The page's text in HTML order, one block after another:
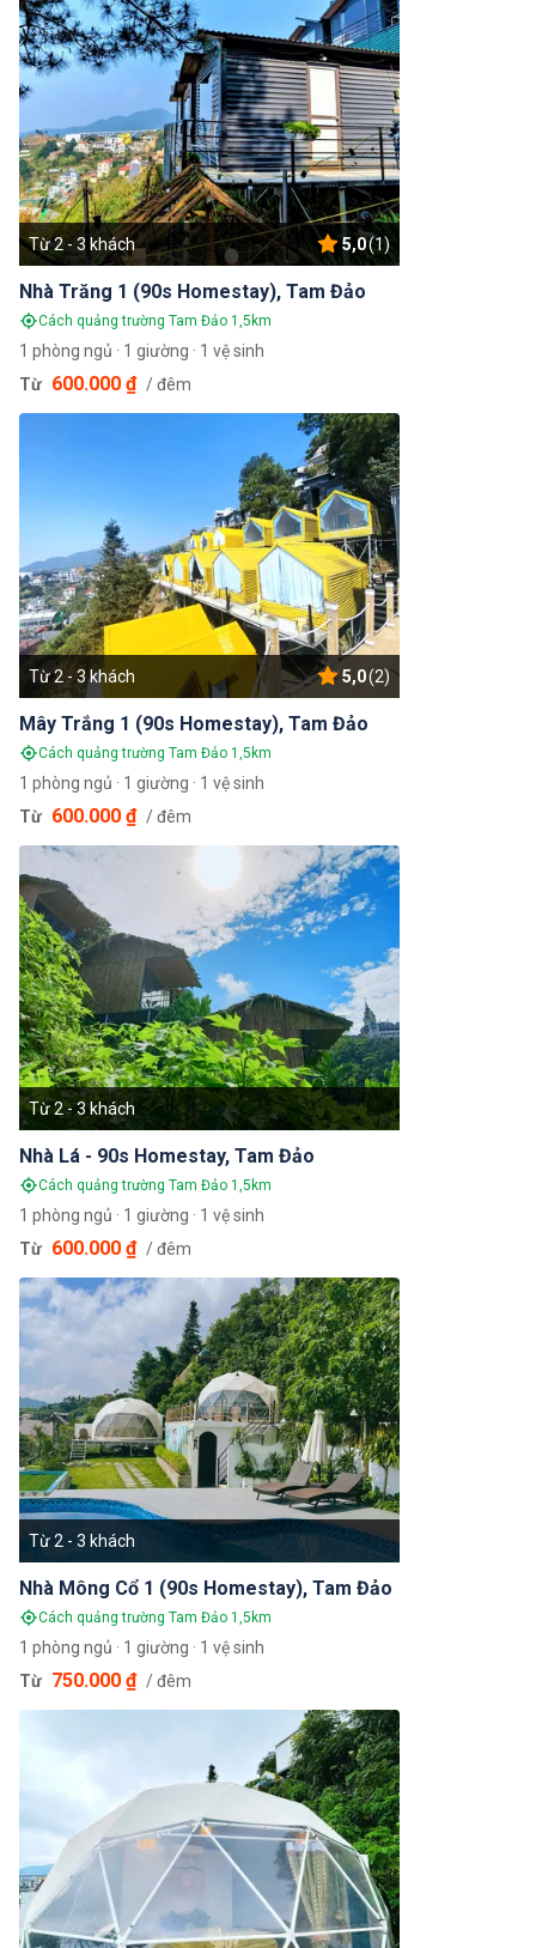
Nhà Trăng 1 (90s Homestay), Tam Đảo
Cách quảng trường Tam Đảo 1,5km
Từ 2 - 3 khách 5,0(1)
1 phòng ngủ · 1 giường · 1 vệ sinh
Từ 600.000 ₫ / đêm
Mây Trắng 1 (90s Homestay), Tam Đảo
Cách quảng trường Tam Đảo 1,5km
Từ 2 - 3 khách 5,0(2)
1 phòng ngủ · 1 giường · 1 vệ sinh
Từ 600.000 ₫ / đêm
Nhà Lá - 90s Homestay, Tam Đảo
Cách quảng trường Tam Đảo 1,5km
Từ 2 - 3 khách
1 phòng ngủ · 1 giường · 1 vệ sinh
Từ 600.000 ₫ / đêm
Nhà Mông Cổ 1 (90s Homestay), Tam Đảo
Cách quảng trường Tam Đảo 1,5km
Từ 2 - 3 khách
1 phòng ngủ · 1 giường · 1 vệ sinh
Từ 750.000 ₫ / đêm